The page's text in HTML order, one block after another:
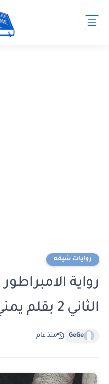
روايات شيقه
رواية
الثاني 2 بقلم يمني محمد
GeGe منذ عام